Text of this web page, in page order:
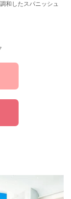
和したスパニッシュ